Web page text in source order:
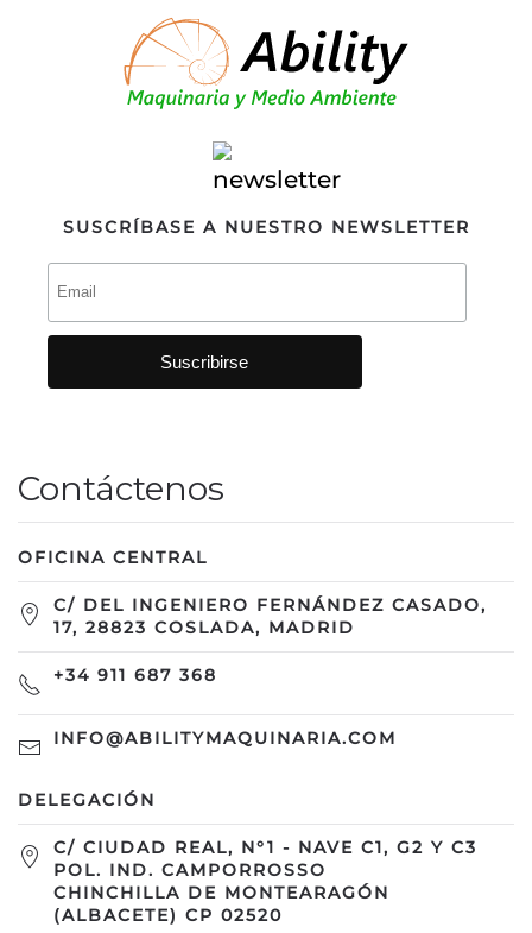
SUSCRÍBASE A NUESTRO NEWSLETTER
Contáctenos
OFICINA CENTRAL
C/ DEL INGENIERO FERNÁNDEZ CASADO,
17, 28823 COSLADA, MADRID
+34 911 687 368
INFO@ABILITYMAQUINARIA.COM
DELEGACIÓN
C/ CIUDAD REAL, N°1 - NAVE C1, G2 Y C3
POL. IND. CAMPORROSSO
CHINCHILLA DE MONTEARAGÓN
(ALBACETE) CP 02520